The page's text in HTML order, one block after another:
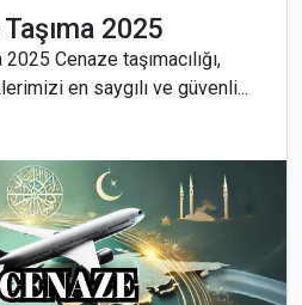
2025
Cenaze taşımacılığı,
en saygılı ve güvenli...